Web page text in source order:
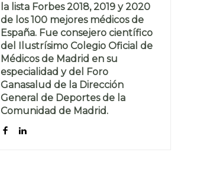
la lista Forbes 2018, 2019 y 2020
de los 100 mejores médicos de
España. Fue consejero científico
del Ilustrísimo Colegio Oficial de
Médicos de Madrid en su
especialidad y del Foro
Ganasalud de la Dirección
General de Deportes de la
Comunidad de Madrid.